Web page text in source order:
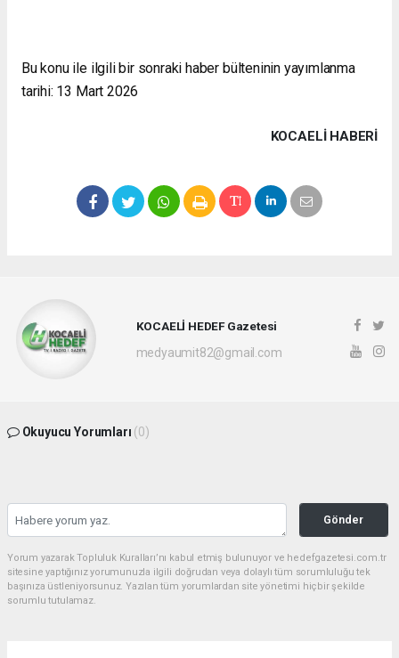
Bu konu ile ilgili bir sonraki haber bülteninin yayımlanma
tarihi: 13 Mart 2026
KOCAELI HABERİ
KOCAELİ HEDEF Gazetesi
medyaumit82@gmail.com
Okuyucu Yorumları (0)
Gönder
Yorum yazarak Topluluk Kuralları’nı kabul etmiş bulunuyor ve hedefgazetesi.com.tr
sitesine yaptığınız yorumunuzla ilgili doğrudan veya dolaylı tüm sorumluluğu tek
başınıza üstleniyorsunuz. Yazılan tüm yorumlardan site yönetimi hiçbir şekilde
sorumlu tutulamaz.